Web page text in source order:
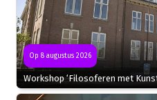
Op 8 augustus 2026
Workshop ‘Filosoferen met